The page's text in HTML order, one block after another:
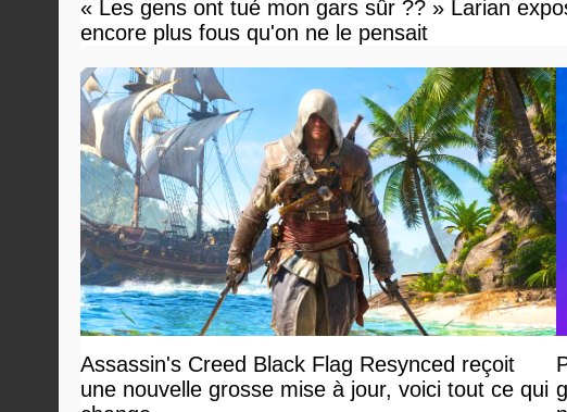
« Les gens ont tué mon gars sûr ?? » Larian
encore plus fous qu'on ne le pensait
Assassin's Creed Black Flag Resynced reçoit
une nouvelle grosse mise à jour, voici tout ce qui